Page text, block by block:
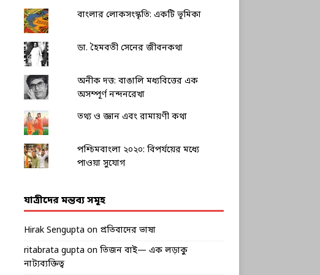
বাংলার লোকসংস্কৃতি: একটি ভূমিকা
ডা. হৈমবতী সেনের জীবনকথা
অনীক দত্ত: বাঙালি মধ্যবিত্তের এক
অসম্পূর্ণ নন্দনরেখা
তথ্য ও জ্ঞান এবং রামায়ণী কথা
পশ্চিমবাংলা ২০২০: বিপর্যয়ের মধ্যে
পাওয়া সুযোগ
যাত্রীদের মন্তব্য সমূহ
Hirak Sengupta on প্রতিবাদের ভাষা
ritabrata gupta on তিজন বাই— এক লড়াকু
নাট্যব্যক্তিত্ব